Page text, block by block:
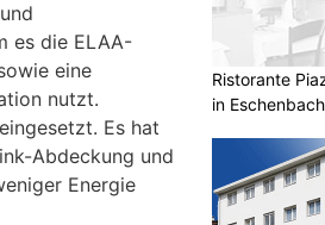
es die ELAA-
eine
nutzt.
Es hat
Abdeckung und
Energie
Ristorante
in